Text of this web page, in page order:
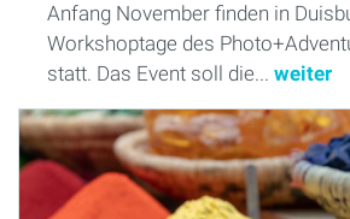
Anfang November finden in
Workshoptage des
statt. Das Event soll die... weiter